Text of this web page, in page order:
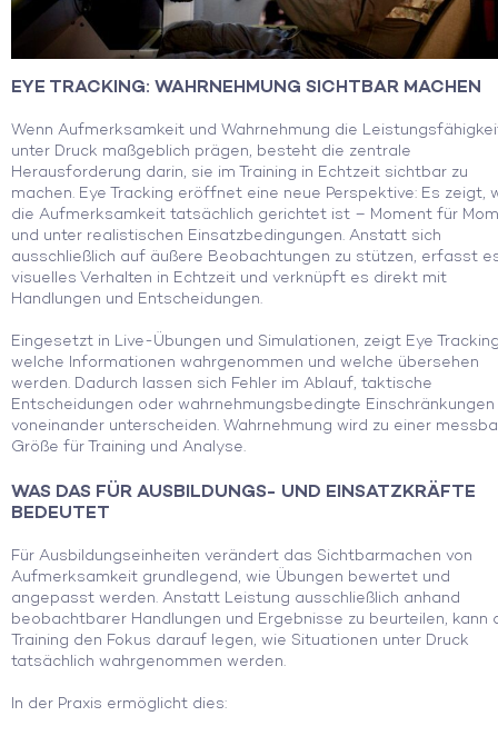
EYE TRACKING: WAHRNEHMUNG SICHTBAR MACHEN
Wenn Aufmerksamkeit und Wahrnehmung die
unter Druck maßgeblich prägen, besteht die zentrale
Herausforderung darin, sie im Training in Echtzeit sichtbar zu
machen. Eye Tracking eröffnet eine neue Perspektive: Es zeigt,
die Aufmerksamkeit tatsächlich gerichtet ist – Moment für
und unter realistischen Einsatzbedingungen. Anstatt sich
ausschließlich auf äußere Beobachtungen zu stützen, erfasst
visuelles Verhalten in Echtzeit und verknüpft es direkt mit
Handlungen und Entscheidungen.
Eingesetzt in Live-Übungen und Simulationen, zeigt Eye
welche Informationen wahrgenommen und welche übersehen
werden. Dadurch lassen sich Fehler im Ablauf, taktische
Entscheidungen oder wahrnehmungsbedingte
voneinander unterscheiden. Wahrnehmung wird zu einer
Größe für Training und Analyse.
WAS DAS FÜR AUSBILDUNGS- UND EINSATZKRÄFTE
BEDEUTET
Für Ausbildungseinheiten verändert das Sichtbarmachen von
Aufmerksamkeit grundlegend, wie Übungen bewertet und
angepasst werden. Anstatt Leistung ausschließlich anhand
beobachtbarer Handlungen und Ergebnisse zu beurteilen, kann
Training den Fokus darauf legen, wie Situationen unter Druck
tatsächlich wahrgenommen werden.
In der Praxis ermöglicht dies: